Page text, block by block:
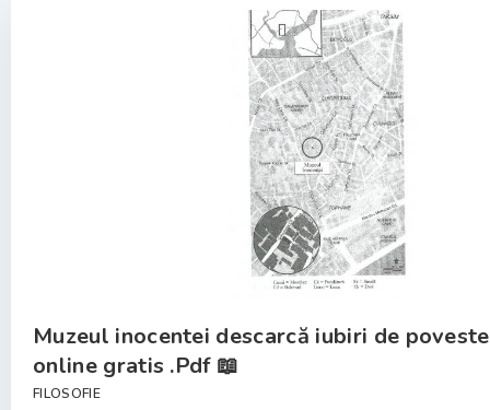
Muzeul inocentei descarcă iubiri de poveste
online gratis .Pdf 📖
FILOSOFIE